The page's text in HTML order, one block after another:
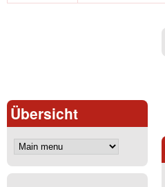
Übersicht